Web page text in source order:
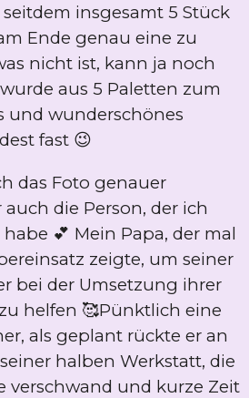
insgesamt 5 Stück
Ende genau eine zu
nicht ist, kann ja noch
aus 5 Paletten zum
und wunderschönes
fast 😉
das Foto genauer
die Person, der ich
💕 Mein Papa, der mal
zeigte, um seiner
bei der Umsetzung ihrer
helfen 🥰Pünktlich eine
als geplant rückte er an
halben Werkstatt, die
verschwand und kurze Zeit